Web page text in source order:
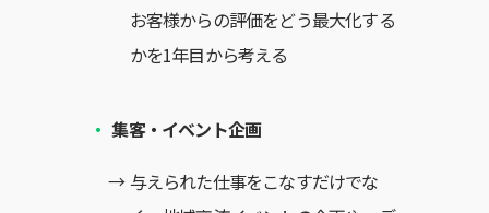
お客様からの評価をどう最大化する
かを1年目から考える
集客・イベント企画
与えられた仕事をこなすだけでな